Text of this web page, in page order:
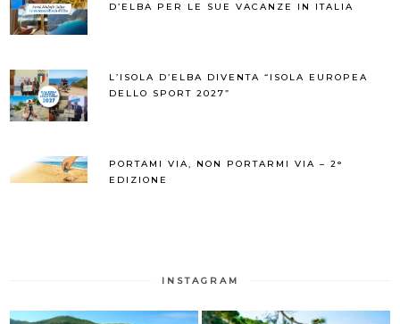
D’ELBA PER LE SUE VACANZE IN ITALIA
L’ISOLA D’ELBA DIVENTA “ISOLA EUROPEA
DELLO SPORT 2027”
PORTAMI VIA, NON PORTARMI VIA – 2°
EDIZIONE
INSTAGRAM